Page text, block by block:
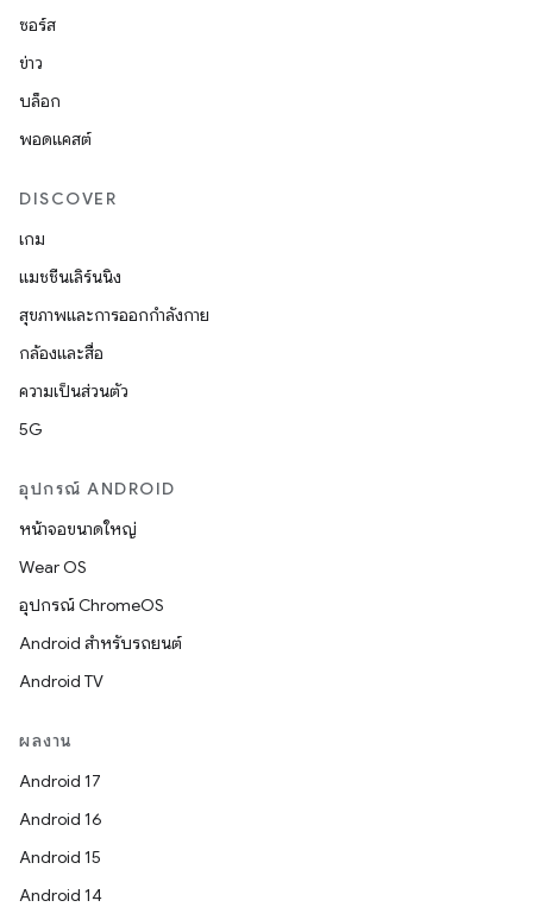
ซอร์ส
ข่าว
บล็อก
พอดแคสต์
DISCOVER
เกม
แมชชีนเลิร์นนิง
สุขภาพและการออกกำลังกาย
กล้องและสื่อ
ความเป็นส่วนตัว
5G
อุปกรณ์ ANDROID
หน้าจอขนาดใหญ่
Wear OS
อุปกรณ์ ChromeOS
Android สำหรับรถยนต์
Android TV
ผลงาน
Android 17
Android 16
Android 15
Android 14